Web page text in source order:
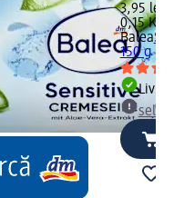
3,95 lei
0,15 Kg
Balea
150 g